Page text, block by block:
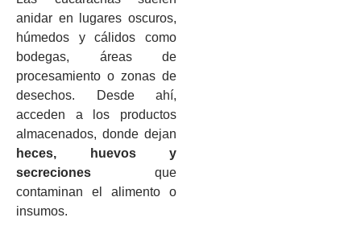
anidar en lugares oscuros,
húmedos y cálidos como
bodegas, áreas de
procesamiento o zonas de
desechos. Desde ahí,
acceden a los productos
almacenados, donde dejan
heces, huevos y
secreciones que
contaminan el alimento o
insumos.